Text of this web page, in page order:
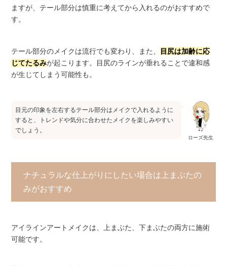
ますが、テール部分は慎重に考えてから入れるのがおすすめで
す。
テール部分のメイクは流行でも変わり、また、
目尻は加齢に応
じてたるみが起こります。目尻のラインが垂れることで違和感
が生じてしまう可能性も。
ローズ先生
目元の印象を左右するテール部分はメイクで入れるように
すると、トレンドや気分に合わせたメイクを楽しみやすい
でしょう。
ナチュラルな仕上がりにしたい場合は上まぶたの
みがおすすめ
アイラインアートメイクは、上まぶた、下まぶたの両方に施術
可能です。